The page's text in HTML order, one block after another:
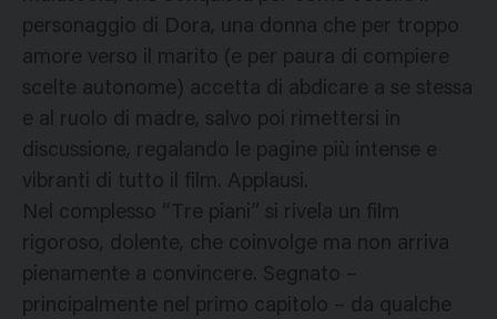
personaggio di Dora, una donna che per troppo
amore verso il marito (e per paura di compiere
scelte autonome) accetta di abdicare a se stessa
e al ruolo di madre, salvo poi rimettersi in
discussione, regalando le pagine più intense e
vibranti di tutto il film. Applausi.
Nel complesso “Tre piani” si rivela un film
rigoroso, dolente, che coinvolge ma non arriva
pienamente a convincere. Segnato –
principalmente nel primo capitolo – da qualche